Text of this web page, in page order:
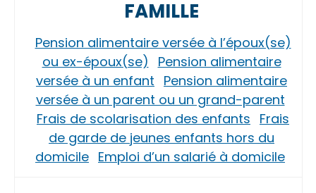
FAMILLE
Pension alimentaire versée à l’époux(se)
ou ex-époux(se)
Pension alimentaire
versée à un enfant Pension alimentaire
versée à un parent ou un grand-parent
Frais de scolarisation des enfants Frais
de garde de jeunes enfants hors du
domicile Emploi d’un salarié à domicile